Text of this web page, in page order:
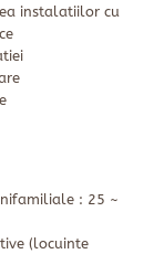
instalatiilor cu
: 25 ~
(locuinte